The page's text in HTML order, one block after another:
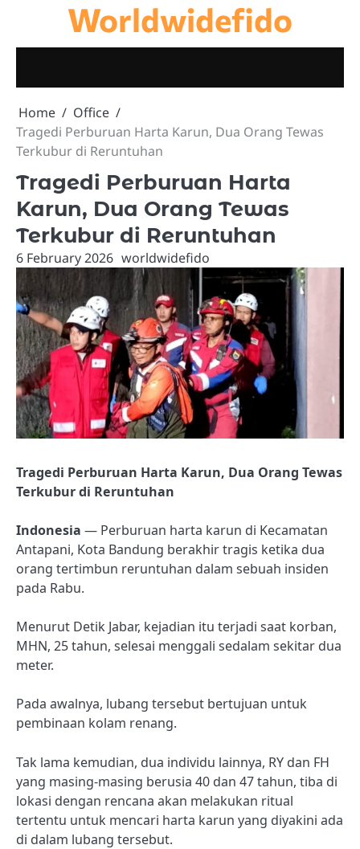
content
Worldwidefido
Home
Office
Tragedi Perburuan Harta Karun, Dua Orang Tewas
Terkubur di Reruntuhan
Tragedi Perburuan Harta
Karun, Dua Orang Tewas
Terkubur di Reruntuhan
6 February 2026 worldwidefido
Tragedi Perburuan Harta Karun, Dua Orang Tewas
Terkubur di Reruntuhan
Indonesia — Perburuan harta karun di Kecamatan
Antapani, Kota Bandung berakhir tragis ketika dua
orang tertimbun reruntuhan dalam sebuah insiden
pada Rabu.
Menurut Detik Jabar, kejadian itu terjadi saat korban,
MHN, 25 tahun, selesai menggali sedalam sekitar dua
meter.
Pada awalnya, lubang tersebut bertujuan untuk
pembinaan kolam renang.
Tak lama kemudian, dua individu lainnya, RY dan FH
yang masing-masing berusia 40 dan 47 tahun, tiba di
lokasi dengan rencana akan melakukan ritual
tertentu untuk mencari harta karun yang diyakini ada
di dalam lubang tersebut.